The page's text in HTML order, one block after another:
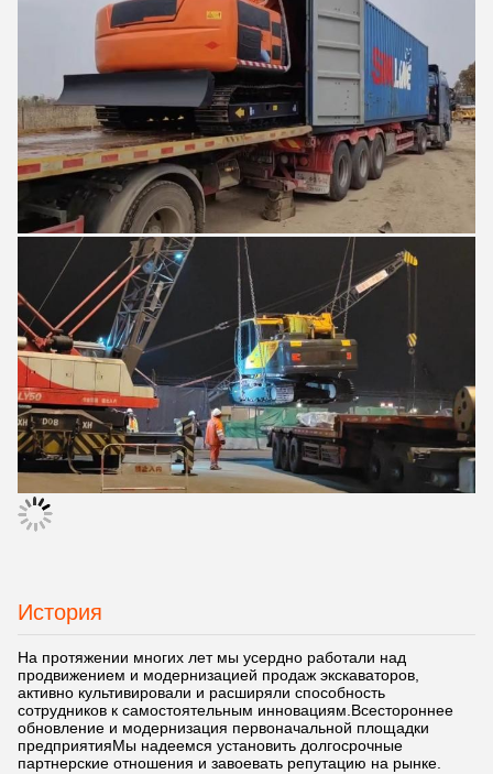
История
На протяжении многих лет мы усердно работали над
продвижением и модернизацией продаж экскаваторов,
активно культивировали и расширяли способность
сотрудников к самостоятельным инновациям.Всестороннее
обновление и модернизация первоначальной площадки
предприятияМы надеемся установить долгосрочные
партнерские отношения и завоевать репутацию на рынке.